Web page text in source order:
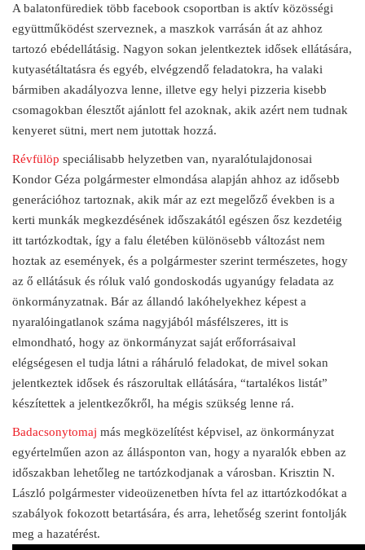
A balatonfürediek több facebook csoportban is aktív közösségi
együttműködést szerveznek, a maszkok varrásán át az ahhoz
tartozó ebédellátásig. Nagyon sokan jelentkeztek idősek ellátására,
kutyasétáltatásra és egyéb, elvégzendő feladatokra, ha valaki
bármiben akadályozva lenne, illetve egy helyi pizzeria kisebb
csomagokban élesztőt ajánlott fel azoknak, akik azért nem tudnak
kenyeret sütni, mert nem jutottak hozzá.
Révfülöp speciálisabb helyzetben van, nyaralótulajdonosai
Kondor Géza polgármester elmondása alapján ahhoz az idősebb
generációhoz tartoznak, akik már az ezt megelőző években is a
kerti munkák megkezdésének időszakától egészen ősz kezdetéig
itt tartózkodtak, így a falu életében különösebb változást nem
hoztak az események, és a polgármester szerint természetes, hogy
az ő ellátásuk és róluk való gondoskodás ugyanúgy feladata az
önkormányzatnak. Bár az állandó lakóhelyekhez képest a
nyaralóingatlanok száma nagyjából másfélszeres, itt is
elmondható, hogy az önkormányzat saját erőforrásaival
elégségesen el tudja látni a ráháruló feladokat, de mivel sokan
jelentkeztek idősek és rászorultak ellátására, “tartalékos listát”
készítettek a jelentkezőkről, ha mégis szükség lenne rá.
Badacsonytomaj más megközelítést képvisel, az önkormányzat
egyértelműen azon az állásponton van, hogy a nyaralók ebben az
időszakban lehetőleg ne tartózkodjanak a városban. Krisztin N.
László polgármester videoüzenetben hívta fel az ittartózkodókat a
szabályok fokozott betartására, és arra, lehetőség szerint fontolják
meg a hazatérést.